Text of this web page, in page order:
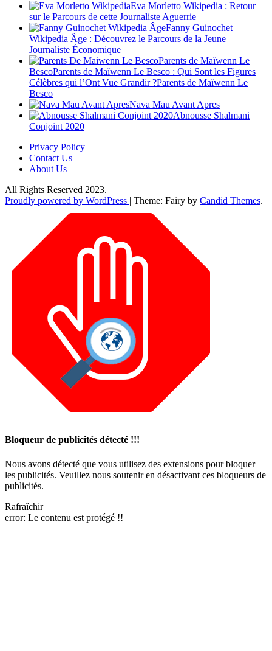
Eva Morletto Wikipedia : Retour
sur le Parcours de cette Journaliste Aguerrie
Fanny Guinochet
Wikipedia Âge : Découvrez le Parcours de la Jeune
Journaliste Économique
Parents de Maïwenn Le
BescoParents de Maïwenn Le Besco : Qui Sont les Figures
Célèbres qui l’Ont Vue Grandir ?Parents de Maïwenn Le
Besco
Nava Mau Avant Apres
Abnousse Shalmani
Conjoint 2020
Privacy Policy
Contact Us
About Us
All Rights Reserved 2023.
Proudly powered by WordPress | Theme: Fairy by Candid Themes.
Bloqueur de publicités détecté !!!
Nous avons détecté que vous utilisez des extensions pour bloquer
les publicités. Veuillez nous soutenir en désactivant ces bloqueurs de
publicités.
Rafraîchir
error: Le contenu est protégé !!